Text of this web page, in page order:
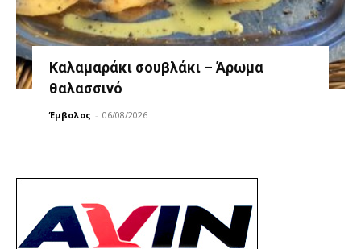
Καλαμαράκι σουβλάκι – Άρωμα
θαλασσινό
Έμβολος - 06/08/2026